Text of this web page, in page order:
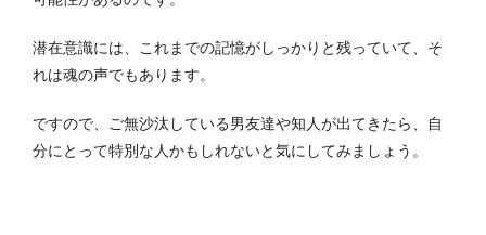
潜在意識には、これまでの記憶がしっかりと残っていて、そ
れは魂の声でもあります。
ですので、ご無沙汰している男友達や知人が出てきたら、自
分にとって特別な人かもしれないと気にしてみましょう。